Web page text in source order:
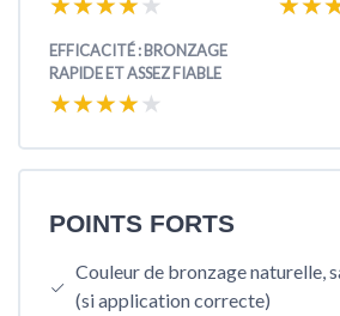
EFFICACITÉ : BRONZAGE
RAPIDE ET ASSEZ FIABLE
★★★★★
★★★★★
POINTS FORTS
Couleur de bronzage naturelle,
(si application correcte)